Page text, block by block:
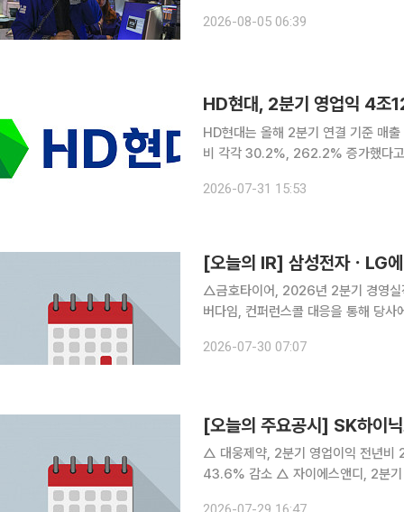
4085.88에 장을 마쳤다. S&P500
2026-08-05 06:39
HD현대, 2분기 영업익 4
HD현대는 올해 2분기 연결 기준 매
비 각각 30.2%, 262.2% 증가했다고
의 영향으로 매출은 전년 동기 대비
2026-07-31 15:53
[오늘의 IR] 삼성전자ㆍLG
△금호타이어, 2026년 2분기 경영
버다임, 컨퍼런스콜 대응을 통해 당
발표 △케이뱅크, 2026년 2분기 경
2026-07-30 07:07
[오늘의 주요공시] SK하이
△ 대웅제약, 2분기 영업이익 전년비 23.4%↑ △ GS건설 2분기 영업이
43.6% 감소 △ 자이에스앤디, 2분기 영업익 90억원…흑자전환 △ 환인제약, 2분기 연결영업익